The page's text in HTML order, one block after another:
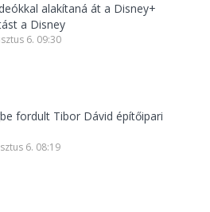
alakítaná át a Disney+
a Disney
6. 09:30
fordult Tibor Dávid építőipari
6. 08:19